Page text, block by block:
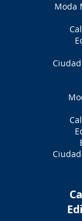
Moda